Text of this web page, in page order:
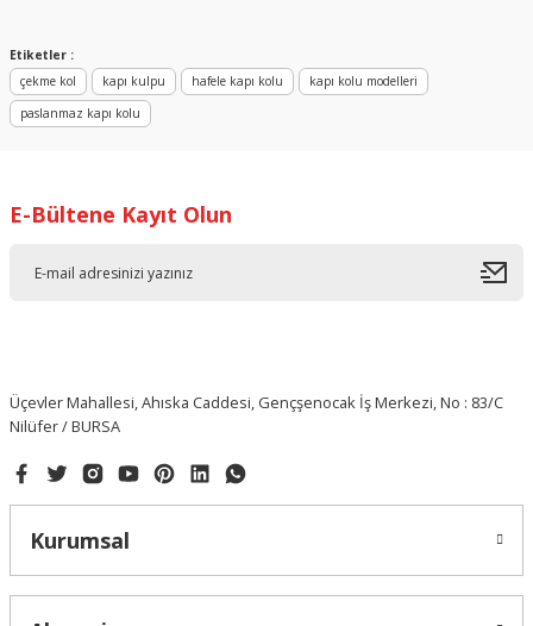
Etiketler :
çekme kol
kapı kulpu hafele kapı kolu
kapı kolu modelleri
paslanmaz kapı kolu
E-Bültene Kayıt Olun
Üçevler Mahallesi, Ahıska Caddesi, Gençşenocak İş Merkezi, No : 83/C
Nilüfer / BURSA
Kurumsal